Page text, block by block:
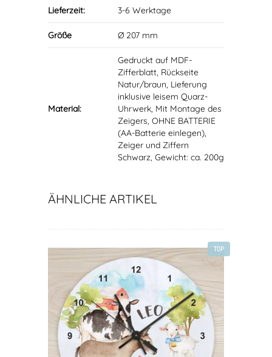
Lieferzeit: 3-6 Werktage
Größe Ø 207 mm
Material:
Gedruckt auf MDF-
Zifferblatt, Rückseite
Natur/braun, Lieferung
inklusive leisem Quarz-
Uhrwerk, Mit Montage des
Zeigers, OHNE BATTERIE
(AA-Batterie einlegen),
Zeiger und Ziffern
Schwarz, Gewicht: ca. 200g
ÄHNLICHE ARTIKEL
TOP